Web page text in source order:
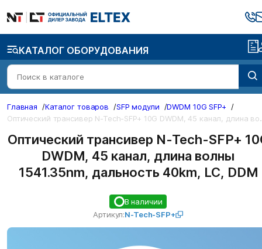
КАТАЛОГ ОБОРУДОВАНИЯ
Главная /Каталог товаров /SFP модули /DWDM 10G SFP+ /
ический
Оптический трансивер N-Tech-SFP+
DWDM, 45 канал, длина волны
1541.35nm, дальность 40km, LC, DDM
В наличии
Артикул:N-Tech-SFP+